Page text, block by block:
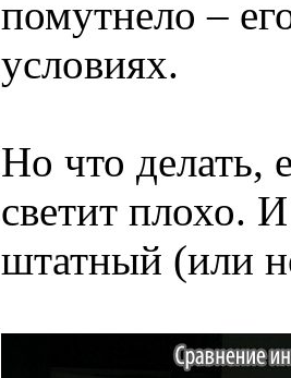
помутнело –
условиях.
Но что делать,
светит плохо.
штатный (или